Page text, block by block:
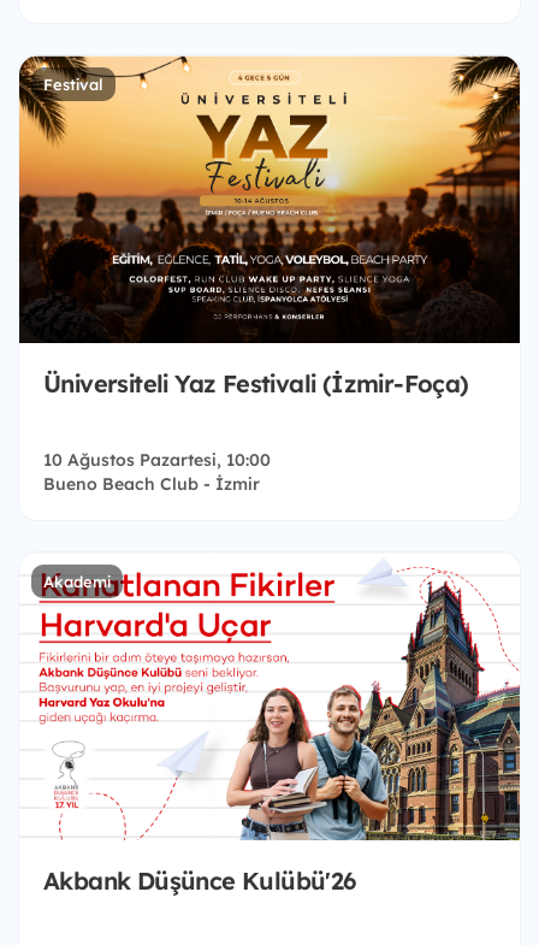
Festival
Üniversiteli Yaz Festivali (İzmir-Foça)
10 Ağustos Pazartesi, 10:00
Bueno Beach Club - İzmir
Akademi
Akbank Düşünce Kulübü'26